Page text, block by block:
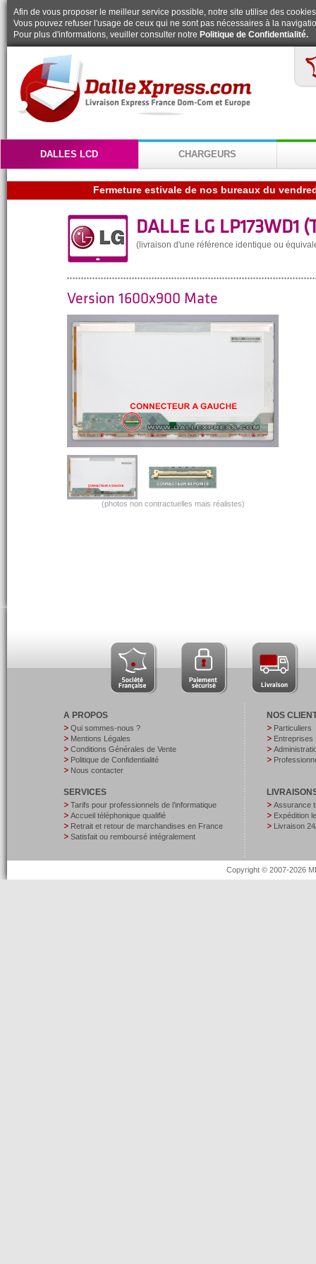
Afin de vous proposer le meilleur service possible, notre site utilise des
Vous pouvez refuser l'usage de ceux qui ne sont pas nécessaires à la
Pour plus d'informations, veuiller consulter notre Politique de Confidentialité.
DALLES LCD CHARGEURS
DALLE LG LP173WD1
(livraison d'une référence identique ou
Version 1600x900 Mate
(photos non contractuelles mais réalistes)
A PROPOS
Qui sommes-nous ?
Mentions Légales
Conditions Générales de Vente
Politique de Confidentialité
Nous contacter
SERVICES
Tarifs pour professionnels de l’informatique
Accueil téléphonique qualifié
Retrait et retour de marchandises en France
Satisfait ou remboursé intégralement
NOS
Particuliers
Entreprises
Assurance
Expédition
Livraison
Copyright © 2007-2026